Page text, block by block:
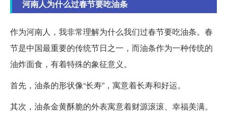
河南人为什么过春节要吃油条
作为河南人，我非常理解为什么我们过春节要吃油条。春
节是中国最重要的传统节日之一，而油条作为一种传统的
油炸面食，有着特殊的象征意义。
首先，油条的形状像“长寿”，寓意着长寿和好运。
其次，油条金黄酥脆的外表寓意着财源滚滚、幸福美满。